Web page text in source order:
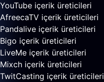
YouTube içerik üreticileri
AfreecaTV içerik üreticileri
Pandalive içerik üreticileri
Bigo içerik üreticileri
LiveMe içerik üreticileri
Mixch içerik üreticileri
TwitCasting içerik üreticileri